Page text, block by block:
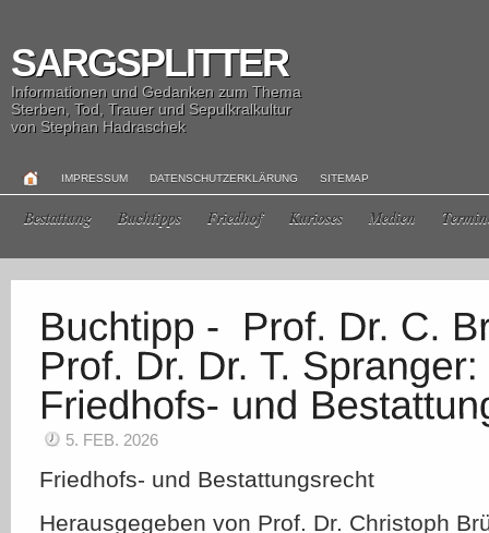
SARGSPLITTER
Informationen und Gedanken zum Thema
Sterben, Tod, Trauer und Sepulkralkultur
von Stephan Hadraschek
IMPRESSUM DATENSCHUTZERKLÄRUNG SITEMAP
Bestattung Buchtipps Friedhof Kurioses Medien
5. FEB. 2026
Friedhofs- und Bestattungsrecht
Herausgegeben von Prof. Dr. Christoph